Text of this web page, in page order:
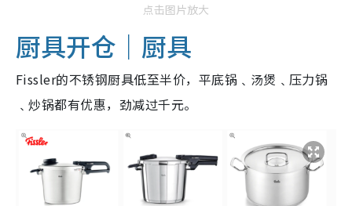
点击图片放大
厨具开仓｜厨具
Fissler的不锈钢厨具低至半价，平底锅﹑汤煲﹑压力锅
﹑炒锅都有优惠，劲减过千元。